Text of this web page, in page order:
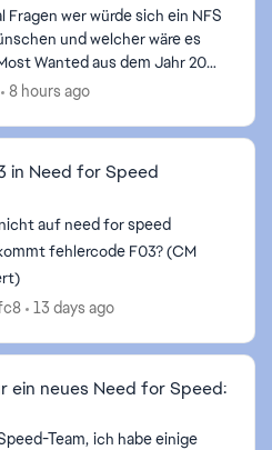
Fragen wer würde sich ein NFS
und welcher wäre es
Wanted aus dem Jahr 2005
und die Storyline selber
8 hours ago
in Need for Speed
auf need for speed
fehlercode F03? (CM
13 days ago
ein neues Need for Speed:
ich habe einige